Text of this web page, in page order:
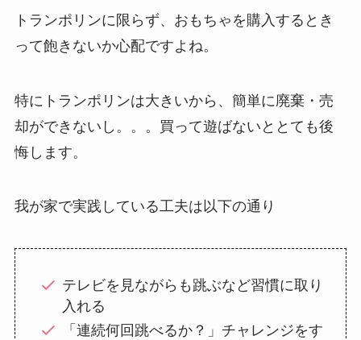
トランポリンに限らず、おもちゃを購入するとき
って飽きないか心配ですよね。
特にトランポリンは大きいから、簡単に廃棄・売
却ができないし。。。買って遊ばないととても後
悔します。
我が家で実践している工夫は以下の通り
テレビを見ながらも跳ぶなど習慣に取り
入れる
「連続何回跳べるか？」チャレンジをす